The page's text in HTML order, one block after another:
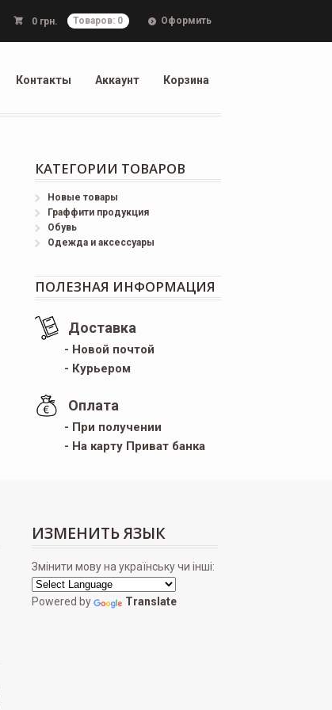
0 грн. Товаров: 0 Оформить
Контакты Аккаунт Корзина
КАТЕГОРИИ ТОВАРОВ
Новые товары
Граффити продукция
Обувь
Одежда и аксессуары
ПОЛЕЗНАЯ ИНФОРМАЦИЯ
Доставка
- Новой почтой
- Курьером
Оплата
- При получении
- На карту Приват банка
ИЗМЕНИТЬ ЯЗЫК
Змінити мову на українську чи інші:
Powered by Translate